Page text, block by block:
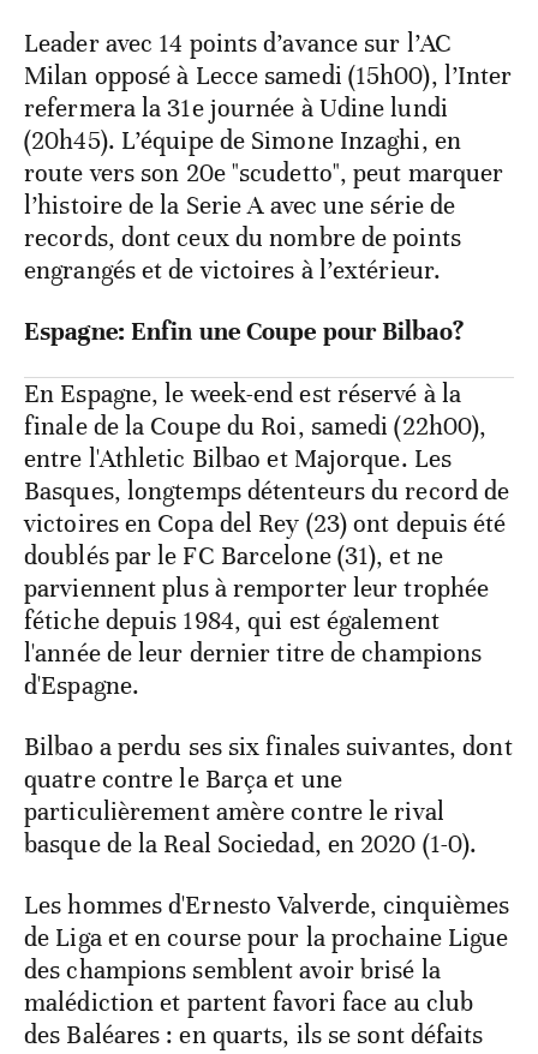
Leader avec 14 points d’avance sur l’AC
Milan opposé à Lecce samedi (15h00), l’Inter
refermera la 31e journée à Udine lundi
(20h45). L’équipe de Simone Inzaghi, en
route vers son 20e "scudetto", peut marquer
l’histoire de la Serie A avec une série de
records, dont ceux du nombre de points
engrangés et de victoires à l’extérieur.
Espagne: Enfin une Coupe pour Bilbao?
En Espagne, le week-end est réservé à la
finale de la Coupe du Roi, samedi (22h00),
entre l'Athletic Bilbao et Majorque. Les
Basques, longtemps détenteurs du record de
victoires en Copa del Rey (23) ont depuis été
doublés par le FC Barcelone (31), et ne
parviennent plus à remporter leur trophée
fétiche depuis 1984, qui est également
l'année de leur dernier titre de champions
d'Espagne.
Bilbao a perdu ses six finales suivantes, dont
quatre contre le Barça et une
particulièrement amère contre le rival
basque de la Real Sociedad, en 2020 (1-0).
Les hommes d'Ernesto Valverde, cinquièmes
de Liga et en course pour la prochaine Ligue
des champions semblent avoir brisé la
malédiction et partent favori face au club
des Baléares : en quarts, ils se sont défaits